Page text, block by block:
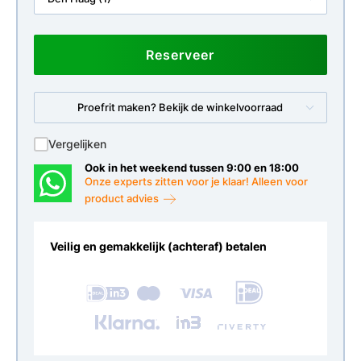
Reserveer
Proefrit maken? Bekijk de winkelvoorraad
Vergelijken
Ook in het weekend tussen 9:00 en 18:00
Onze experts zitten voor je klaar! Alleen voor
product advies
Veilig en gemakkelijk (achteraf) betalen